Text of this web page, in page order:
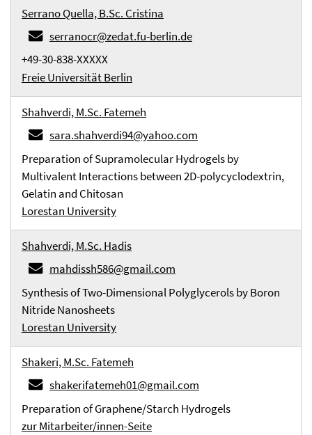
Serrano Quella, B.Sc. Cristina
serranocr@zedat.fu-berlin.de
+49-30-838-XXXXX
Freie Universität Berlin
Shahverdi, M.Sc. Fatemeh
sara.shahverdi94@yahoo.com
Preparation of Supramolecular Hydrogels by
Multivalent Interactions between 2D-polycyclodextrin,
Gelatin and Chitosan
Lorestan University
Shahverdi, M.Sc. Hadis
mahdissh586@gmail.com
Synthesis of Two-Dimensional Polyglycerols by Boron
Nitride Nanosheets
Lorestan University
Shakeri, M.Sc. Fatemeh
shakerifatemeh01@gmail.com
Preparation of Graphene/Starch Hydrogels
zur Mitarbeiter/innen-Seite